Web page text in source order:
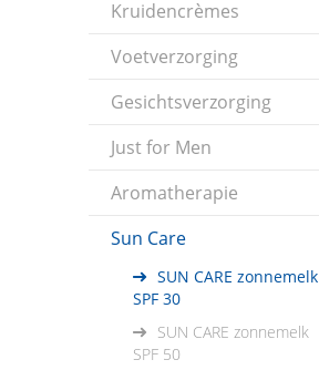
Kruidencrèmes
Voetverzorging
Gesichtsverzorging
Just for Men
Aromatherapie
Sun Care
SUN CARE zonnemelk
SPF 30
SUN CARE zonnemelk
SPF 50